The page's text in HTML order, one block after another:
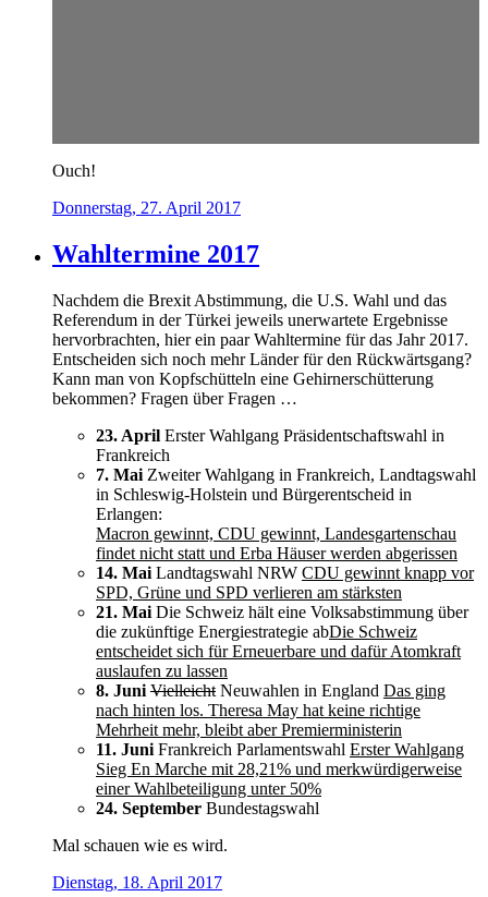
Ouch!
Donnerstag, 27. April 2017
Wahltermine 2017
Nachdem die Brexit Abstimmung, die U.S. Wahl und das
Referendum in der Türkei jeweils unerwartete Ergebnisse
hervorbrachten, hier ein paar Wahltermine für das Jahr 2017.
Entscheiden sich noch mehr Länder für den Rückwärtsgang?
Kann man von Kopfschütteln eine Gehirnerschütterung
bekommen? Fragen über Fragen …
23. April Erster Wahlgang Präsidentschaftswahl in
Frankreich
7. Mai Zweiter Wahlgang in Frankreich, Landtagswahl
in Schleswig-Holstein und Bürgerentscheid in
Erlangen:
Macron gewinnt, CDU gewinnt, Landesgartenschau
findet nicht statt und Erba Häuser werden abgerissen
14. Mai Landtagswahl NRW CDU gewinnt knapp vor
SPD, Grüne und SPD verlieren am stärksten
21. Mai Die Schweiz hält eine Volksabstimmung über
die zukünftige Energiestrategie abDie Schweiz
entscheidet sich für Erneuerbare und dafür Atomkraft
auslaufen zu lassen
8. Juni Vielleicht Neuwahlen in England Das ging
nach hinten los. Theresa May hat keine richtige
Mehrheit mehr, bleibt aber Premierministerin
11. Juni Frankreich Parlamentswahl Erster Wahlgang
Sieg En Marche mit 28,21% und merkwürdigerweise
einer Wahlbeteiligung unter 50%
24. September Bundestagswahl
Mal schauen wie es wird.
Dienstag, 18. April 2017